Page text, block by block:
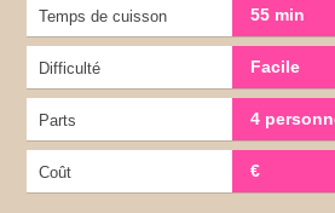
Temps de cuisson 55 min
Difficulté Facile
Parts 4
Coût €